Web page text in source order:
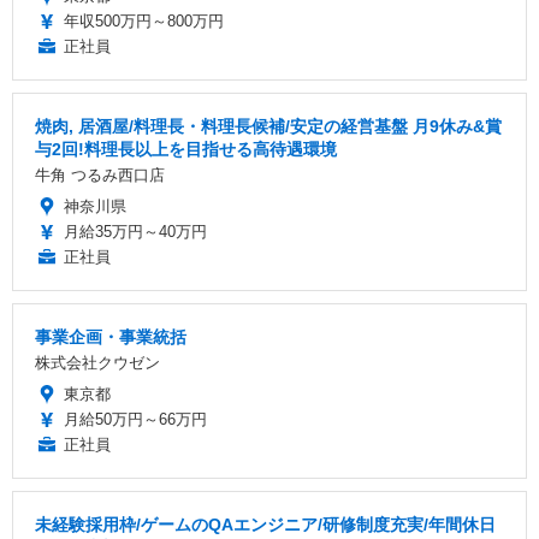
年収500万円～800万円
正社員
焼肉, 居酒屋/料理長・料理長候補/安定の経営基盤 月9休み&賞
与2回!料理長以上を目指せる高待遇環境
牛角 つるみ西口店
神奈川県
月給35万円～40万円
正社員
事業企画・事業統括
株式会社クウゼン
東京都
月給50万円～66万円
正社員
未経験採用枠/ゲームのQAエンジニア/研修制度充実/年間休日